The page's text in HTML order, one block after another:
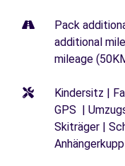
Pack
additional
mileage
Kindersitz |
GPS |
Skiträger |